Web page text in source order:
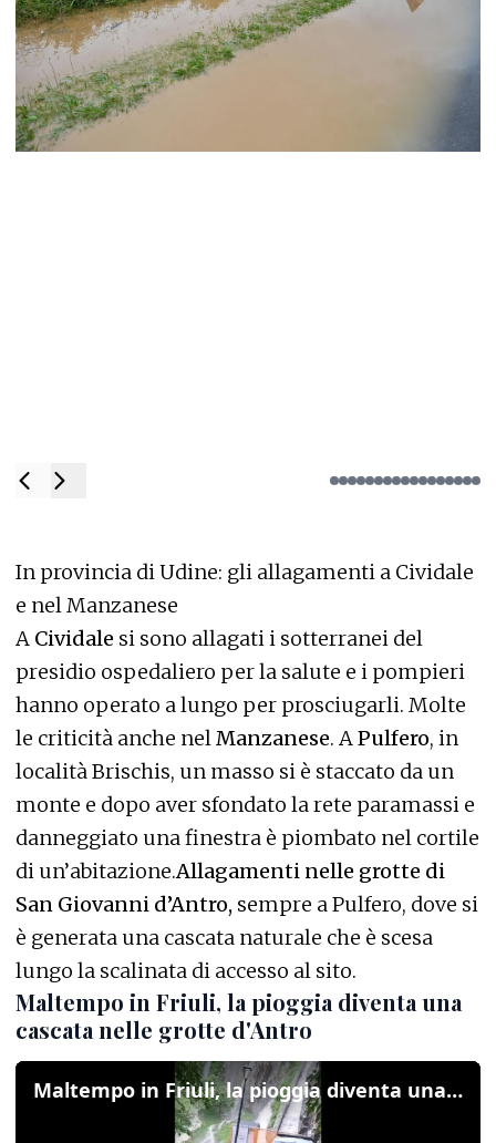
In provincia di Udine: gli allagamenti a Cividale
e nel Manzanese
A Cividale si sono allagati i sotterranei del
presidio ospedaliero per la salute e i pompieri
hanno operato a lungo per prosciugarli. Molte
le criticità anche nelManzanese. APulfero, in
località Brischis, un masso si è staccato da un
monte e dopo aver sfondato la rete paramassi e
danneggiato una finestra è piombato nel cortile
di un’abitazione.Allagamenti nelle grotte di
San Giovanni d’Antro, sempre a Pulfero, dove si
è generata una cascata naturale che è scesa
lungo la scalinata di accesso al sito.
Maltempo in Friuli, la pioggia diventa una
cascata nelle grotte d'Antro
Maltempo in Friuli, la pioggia diventa una cascata nelle grotte d'Antro